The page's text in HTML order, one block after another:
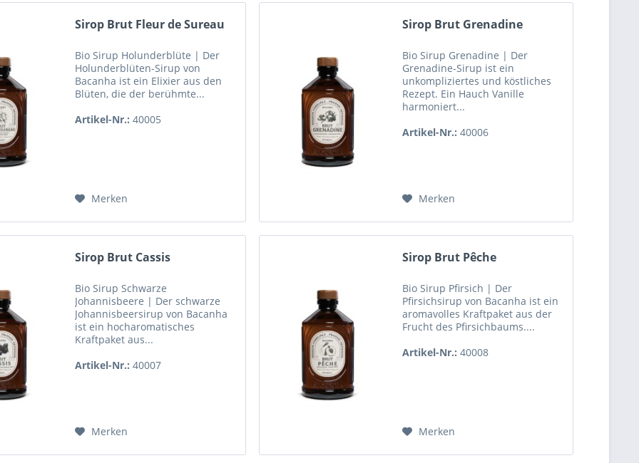
Sirop Brut Fleur de Sureau
Bio Sirup Holunderblüte | Der
Holunderblüten-Sirup von
Bacanha ist ein Elixier aus den
Blüten, die der berühmte...
Artikel-Nr.: 40005
Merken
Sirop Brut Grenadine
Bio Sirup Grenadine | Der
Grenadine-Sirup ist ein
unkompliziertes und köstliches
Rezept. Ein Hauch Vanille
harmoniert...
Artikel-Nr.: 40006
Merken
Sirop Brut Cassis
Bio Sirup Schwarze
Johannisbeere | Der schwarze
Johannisbeersirup von Bacanha
ist ein hocharomatisches
Kraftpaket aus...
Artikel-Nr.: 40007
Merken
Sirop Brut Pêche
Bio Sirup Pfirsich | Der
Pfirsichsirup von Bacanha ist ein
aromavolles Kraftpaket aus der
Frucht des Pfirsichbaums....
Artikel-Nr.: 40008
Merken